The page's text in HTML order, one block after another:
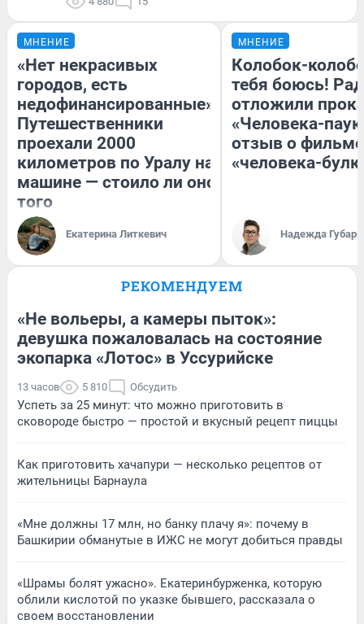
МНЕНИЕ
«Нет некрасивых
городов, есть
недофинансированные».
Путешественники
проехали 2000
километров по Уралу на
машине — стоило ли оно
того
Екатерина Литкевич
МНЕНИЕ
Колобок-
тебя боюсь!
отложили
«Человека-
отзыв о
«человека-
Надежда Губарь
РЕКОМЕНДУЕМ
«Не вольеры, а камеры пыток»:
девушка пожаловалась на состояние
экопарка «Лотос» в Уссурийске
13 часов 5 810 Обсудить
Успеть за 25 минут: что можно приготовить в
сковороде быстро — простой и вкусный рецепт пиццы
Как приготовить хачапури — несколько рецептов от
жительницы Барнаула
«Мне должны 17 млн, но банку плачу я»: почему в
Башкирии обманутые в ИЖС не могут добиться правды
«Шрамы болят ужасно». Екатеринбурженка, которую
облили кислотой по указке бывшего, рассказала о
своем восстановлении